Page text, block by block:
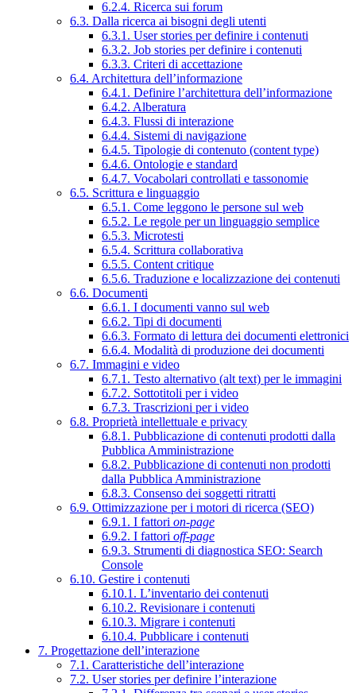
6.2.4. Ricerca sui forum
6.3. Dalla ricerca ai bisogni degli utenti
6.3.1. User stories per definire i contenuti
6.3.2. Job stories per definire i contenuti
6.3.3. Criteri di accettazione
6.4. Architettura dell’informazione
6.4.1. Definire l’architettura dell’informazione
6.4.2. Alberatura
6.4.3. Flussi di interazione
6.4.4. Sistemi di navigazione
6.4.5. Tipologie di contenuto (content type)
6.4.6. Ontologie e standard
6.4.7. Vocabolari controllati e tassonomie
6.5. Scrittura e linguaggio
6.5.1. Come leggono le persone sul web
6.5.2. Le regole per un linguaggio semplice
6.5.3. Microtesti
6.5.4. Scrittura collaborativa
6.5.5. Content critique
6.5.6. Traduzione e localizzazione dei contenuti
6.6. Documenti
6.6.1. I documenti vanno sul web
6.6.2. Tipi di documenti
6.6.3. Formato di lettura dei documenti elettronici
6.6.4. Modalità di produzione dei documenti
6.7. Immagini e video
6.7.1. Testo alternativo (alt text) per le immagini
6.7.2. Sottotitoli per i video
6.7.3. Trascrizioni per i video
6.8. Proprietà intellettuale e privacy
6.8.1. Pubblicazione di contenuti prodotti dalla
Pubblica Amministrazione
6.8.2. Pubblicazione di contenuti non prodotti
dalla Pubblica Amministrazione
6.8.3. Consenso dei soggetti ritratti
6.9. Ottimizzazione per i motori di ricerca (SEO)
6.9.1. I fattori on-page
6.9.2. I fattori off-page
6.9.3. Strumenti di diagnostica SEO: Search
Console
6.10. Gestire i contenuti
6.10.1. L’inventario dei contenuti
6.10.2. Revisionare i contenuti
6.10.3. Migrare i contenuti
6.10.4. Pubblicare i contenuti
7. Progettazione dell’interazione
7.1. Caratteristiche dell’interazione
7.2. User stories per definire l’interazione